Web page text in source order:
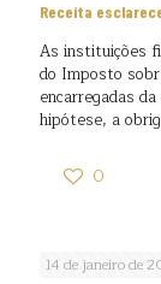
Receita
As instituições
do Imposto
encarregadas
hipótese, a
0
14 de janeiro de